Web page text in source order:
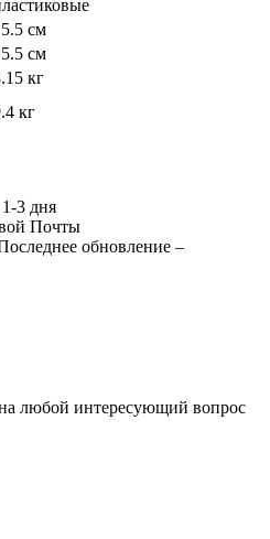
см
см
кг
кг
3 дня
Почты
обновление –
любой интересующий вопрос